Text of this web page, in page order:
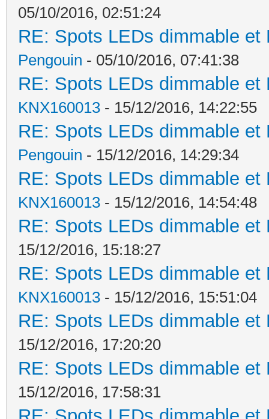
05/10/2016, 02:51:24
RE: Spots LEDs dimmable
Pengouin - 05/10/2016, 07:41:38
RE: Spots LEDs dimmable
KNX160013 - 15/12/2016, 14:22:55
RE: Spots LEDs dimmable
Pengouin - 15/12/2016, 14:29:34
RE: Spots LEDs dimmable
KNX160013 - 15/12/2016, 14:54:48
RE: Spots LEDs dimmable
15/12/2016, 15:18:27
RE: Spots LEDs dimmable
KNX160013 - 15/12/2016, 15:51:04
RE: Spots LEDs dimmable
15/12/2016, 17:20:20
RE: Spots LEDs dimmable
15/12/2016, 17:58:31